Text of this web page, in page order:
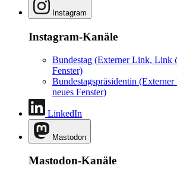
Instagram
Instagram-Kanäle
Bundestag (Externer Link, Link
Fenster)
Bundestagspräsidentin
neues Fenster)
LinkedIn
Mastodon
Mastodon-Kanäle